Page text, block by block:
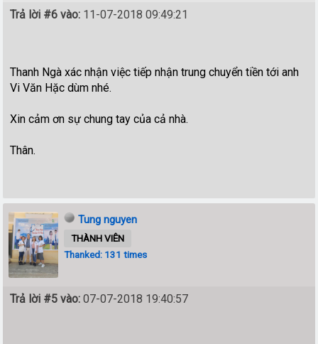
Trả lời #6 vào: 11-07-2018 09:49:21
Thanh Ngà xác nhận việc tiếp nhận trung chuyển tiền tới anh
Vi Văn Hặc dùm nhé.
Xin cảm ơn sự chung tay của cả nhà.
Thân.
Tung nguyen
THÀNH VIÊN
Thanked: 131 times
Trả lời #5 vào: 07-07-2018 19:40:57